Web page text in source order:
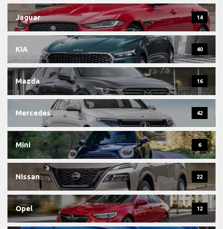
Jaguar 14
KIA 40
Mazda 16
Mercedes 42
Mini 6
Nissan 22
Opel 12